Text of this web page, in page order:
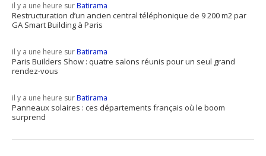
il y a une heure surBatirama
Restructuration d’un ancien central téléphonique de 9 200 m2 par
GA Smart Building à Paris
il y a une heure surBatirama
Paris Builders Show : quatre salons réunis pour un seul grand
rendez-vous
il y a une heure surBatirama
Panneaux solaires : ces départements français où le boom
surprend